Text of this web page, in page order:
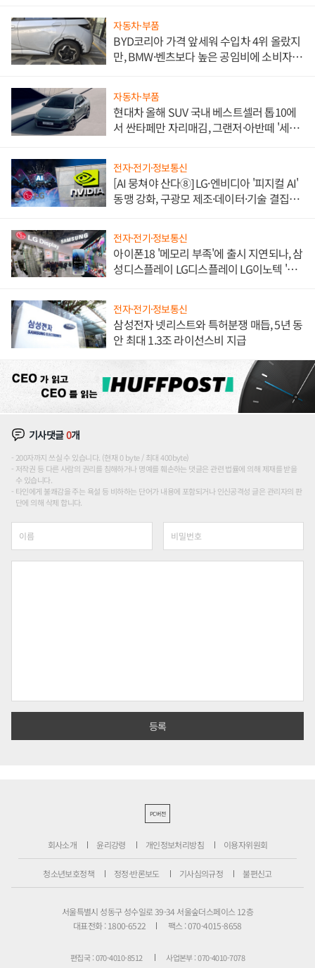
자동차·부품
BYD코리아 가격 앞세워 수입차 4위 올랐지
만, BMW·벤츠보다 높은 공임비에 소비자
자동차·부품
현대차 올해 SUV 국내 베스트셀러 톱10에
서 싼타페만 자리매김, 그랜저·아반떼 '세단
전자·전기·정보통신
[AI 뭉쳐야 산다⑧] LG·엔비디아 '피지컬 AI'
동맹 강화, 구광모 제조·데이터·기술 결집
전자·전기·정보통신
아이폰18 '메모리 부족'에 출시 지연되나, 삼
성디스플레이 LG디스플레이 LG이노텍 '탈
전자·전기·정보통신
삼성전자 넷리스트와 특허분쟁 매듭, 5년 동
안 최대 1.3조 라이선스비 지급
기사댓글0개
200자까지 쓰실 수 있습니다. (현재 0 byte / 최대 400byte)
저작권 등 다른 사람의 권리를 침해하거나 명예를 훼손하는 댓글은 관련 법률에 의해 제재를 받을
수 있습니다.
타인에게 불쾌감을 주는 욕설 등 비하하는 단어가 내용에 포함되거나 인신공격성 글은 관리자의 판
단에 의해 삭제 합니다.
PC버전
회사소개 윤리강령 개인정보처리방침 이용자위원회
청소년보호정책 정정·반론보도 기사심의규정 불편신고
서울특별시 성동구 성수일로 39-34 서울숲더스페이스 12층
대표전화 : 1800-6522
팩스 : 070-4015-8658
편집국 : 070-4010-8512
사업본부 : 070-4010-7078